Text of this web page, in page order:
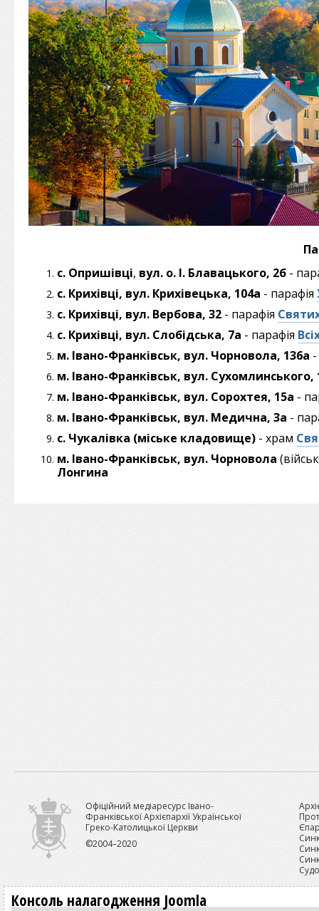
с. Опришівці, вул. о. І. Блавацького, 2б -
с. Крихівці, вул. Крихівецька, 104а - парафія
с. Крихівці, вул. Вербова, 32 - парафія
с. Крихівці, вул. Слобідська, 7а - парафія
м. Івано-Франківськ, вул. Чорновола, 136а
м. Івано-Франківськ, вул. Сухомлинського,
м. Івано-Франківськ, вул. Сорохтея, 15а -
м. Івано-Франківськ, вул. Медична, 3а -
с. Чукалівка (міське кладовище) - храм
м. Івано-Франківськ, вул. Чорновола
Лонгина
Офіційний медіаресурс Івано-
Франківської Архієпархії Української
Греко-Католицької Церкви
©2004–2020
Консоль налагодження Joomla